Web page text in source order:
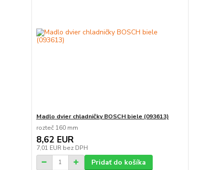
Madlo dvier chladničky BOSCH biele (093613)
rozteč 160 mm
8,62 EUR
7,01 EUR bez DPH
Pridať do košíka